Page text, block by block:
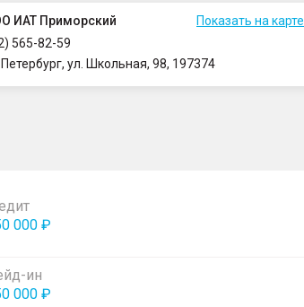
ИАТ Приморский
Показать на карте
565-82-59
ул. Школьная, 98, 197374
000 ₽
ин
000 ₽